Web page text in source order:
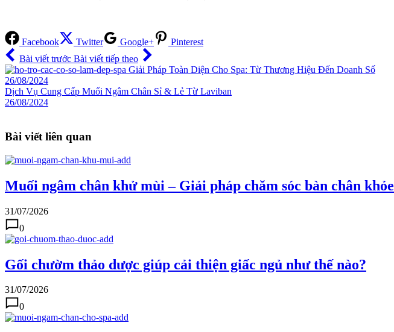
Facebook Twitter Google+
Pinterest
Bài viết trước Bài viết tiếp theo
Giải Pháp Toàn Diện Cho Spa: Từ Thương Hiệu Đến Doanh Số
26/08/2024
Dịch Vụ Cung Cấp Muối Ngâm Chân Sỉ & Lẻ Từ Laviban
26/08/2024
Bài viết liên quan
Muối ngâm chân khử mùi – Giải pháp chăm sóc bàn chân khỏe
31/07/2026
0
Gối chườm thảo dược giúp cải thiện giấc ngủ như thế nào?
31/07/2026
0